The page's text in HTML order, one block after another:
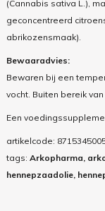
(Cannabis sativa L.),
geconcentreerd
abrikozensmaak).
Bewaaradvies:
Bewaren bij een
vocht. Buiten bereik
Een
artikelcode:
tags: Arkopharma,
hennepzaadolie,